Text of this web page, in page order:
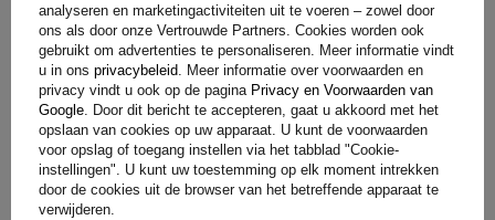
Elektrische aanhangermanoeuvreerwagen MINI MOVER GEN
3 2722kg
331,99 €Incl. BTW
Product niet beschikbaar
analyseren en marketingactiviteiten uit te voeren – zowel door
ons als door onze Vertrouwde Partners. Cookies worden ook
gebruikt om advertenties te personaliseren. Meer informatie vindt
u in ons privacybeleid . Meer informatie over voorwaarden en
privacy vindt u ook op de pagina Privacy en Voorwaarden van
Google . Door dit bericht te accepteren, gaat u akkoord met het
opslaan van cookies op uw apparaat. U kunt de voorwaarden
voor opslag of toegang instellen via het tabblad "Cookie-
instellingen". U kunt uw toestemming op elk moment intrekken
door de cookies uit de browser van het betreffende apparaat te
verwijderen.